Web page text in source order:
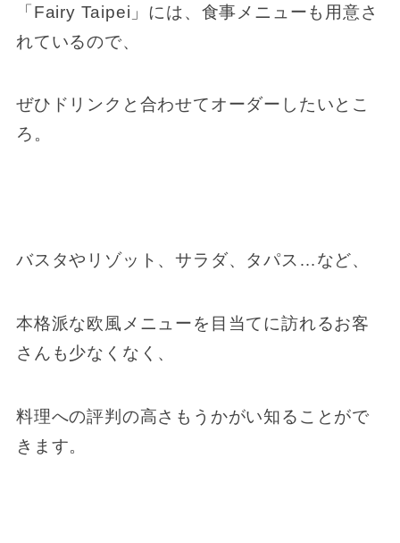
「Fairy Taipei」には、食事メニューも用意さ
れているので、
ぜひドリンクと合わせてオーダーしたいとこ
ろ。
バスタやリゾット、サラダ、タパス…など、
本格派な欧風メニューを目当てに訪れるお客
さんも少なくなく、
料理への評判の高さもうかがい知ることがで
きます。